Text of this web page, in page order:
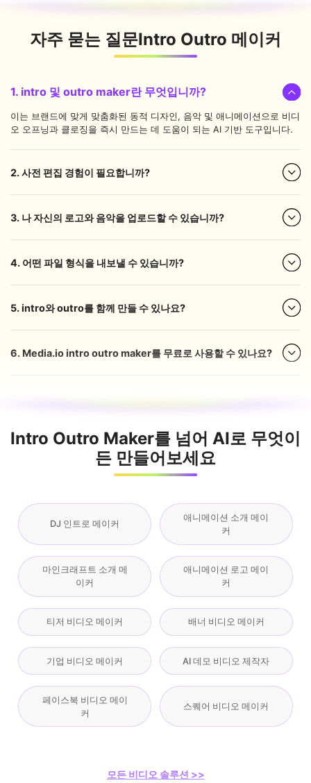
자주 묻는 질문Intro Outro 메이커
1. intro 및 outro maker란 무엇입니까?
이는 브랜드에 맞게 맞춤화된 동적 디자인, 음악 및 애니메이션으로 비디
오 오프닝과 클로징을 즉시 만드는 데 도움이 되는 AI 기반 도구입니다.
2. 사전 편집 경험이 필요합니까?
3. 나 자신의 로고와 음악을 업로드할 수 있습니까?
4. 어떤 파일 형식을 내보낼 수 있습니까?
5. intro와 outro를 함께 만들 수 있나요?
6. Media.io intro outro maker를 무료로 사용할 수 있나요?
Intro Outro Maker를 넘어 AI로 무엇이
든 만들어보세요
DJ 인트로 메이커
애니메이션 소개 메이
커
마인크래프트 소개 메
이커
애니메이션 로고 메이
커
티저 비디오 메이커 배너 비디오 메이커
기업 비디오 메이커 AI 데모 비디오 제작자
페이스북 비디오 메이
커
스퀘어 비디오 메이커
모든 비디오 솔루션 >>